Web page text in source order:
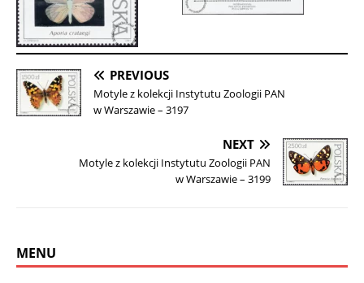
PREVIOUS
Motyle z kolekcji Instytutu Zoologii PAN
w Warszawie – 3197
NEXT
Motyle z kolekcji Instytutu Zoologii PAN
w Warszawie – 3199
MENU